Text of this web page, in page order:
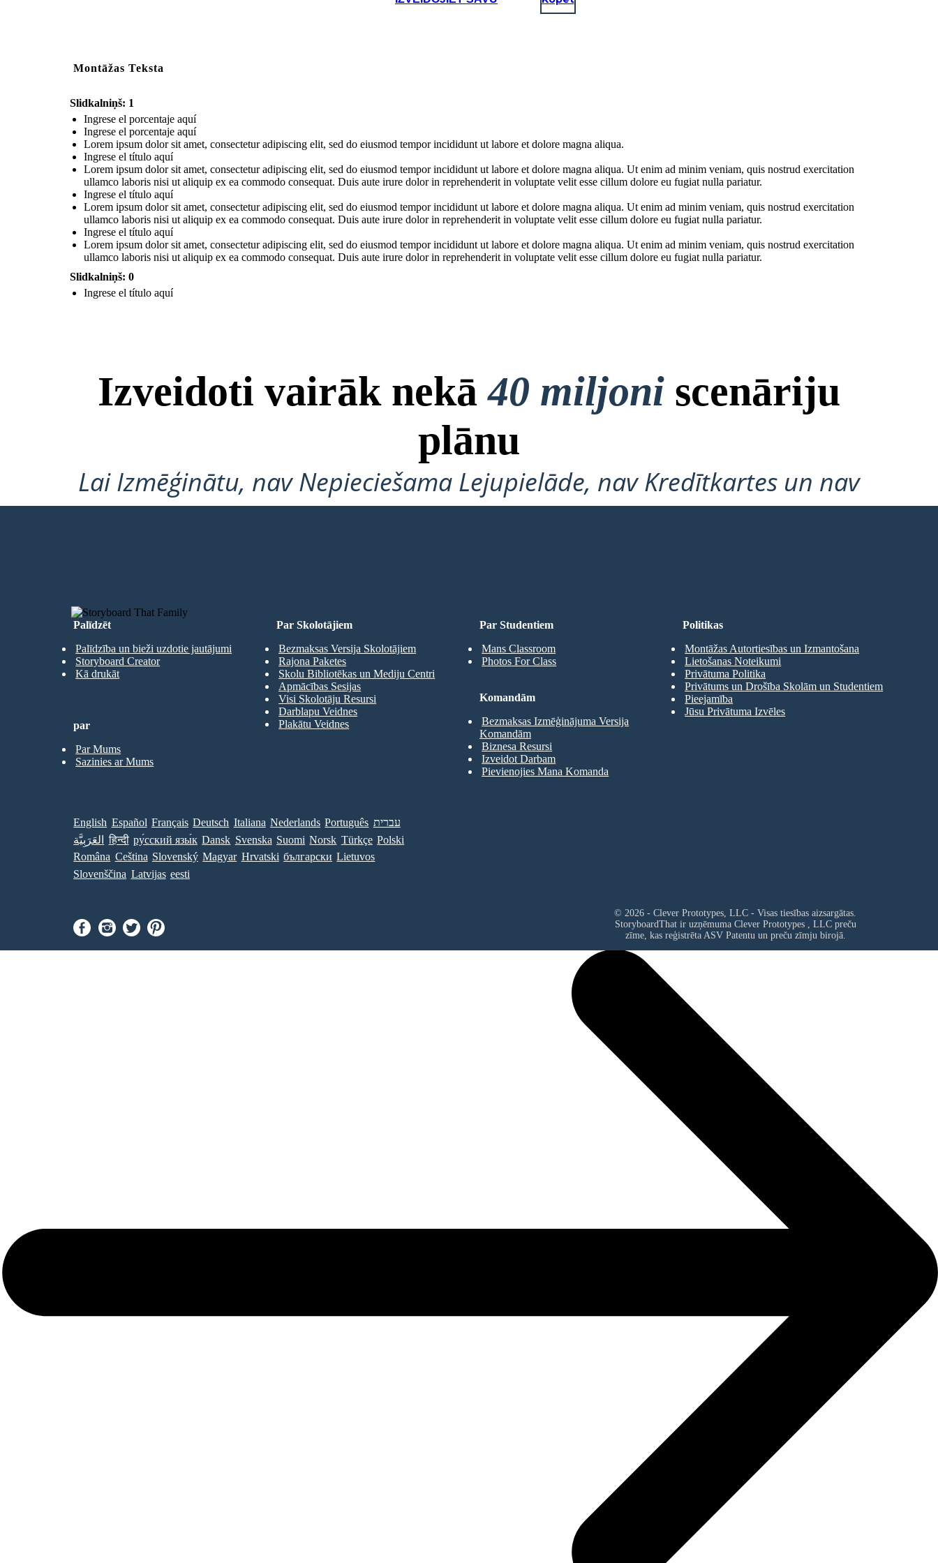
Montāžas Teksta
Slidkalniņš: 1
Ingrese el porcentaje aquí
Ingrese el porcentaje aquí
Lorem ipsum dolor sit amet, consectetur adipiscing elit, sed do eiusmod tempor incididunt ut labore et dolore magna aliqua.
Ingrese el título aquí
Lorem ipsum dolor sit amet, consectetur adipiscing elit, sed do eiusmod tempor incididunt ut labore et dolore magna aliqua. Ut enim ad minim veniam, quis nostrud exercitation
ullamco laboris nisi ut aliquip ex ea commodo consequat. Duis aute irure dolor in reprehenderit in voluptate velit esse cillum dolore eu fugiat nulla pariatur.
Ingrese el título aquí
Lorem ipsum dolor sit amet, consectetur adipiscing elit, sed do eiusmod tempor incididunt ut labore et dolore magna aliqua. Ut enim ad minim veniam, quis nostrud exercitation
ullamco laboris nisi ut aliquip ex ea commodo consequat. Duis aute irure dolor in reprehenderit in voluptate velit esse cillum dolore eu fugiat nulla pariatur.
Ingrese el título aquí
Lorem ipsum dolor sit amet, consectetur adipiscing elit, sed do eiusmod tempor incididunt ut labore et dolore magna aliqua. Ut enim ad minim veniam, quis nostrud exercitation
ullamco laboris nisi ut aliquip ex ea commodo consequat. Duis aute irure dolor in reprehenderit in voluptate velit esse cillum dolore eu fugiat nulla pariatur.
Slidkalniņš: 0
Ingrese el título aquí
Izveidoti vairāk nekā40 miljoni scenāriju
plānu
Lai Izmēģinātu, nav Nepieciešama Lejupielāde, nav Kredītkartes un nav
Nepieciešama Pieteikšanās!
Palīdzēt
Palīdzība un bieži uzdotie jautājumi
Storyboard Creator
Kā drukāt
Par Studentiem
Mans Classroom
Photos For Class
Par Skolotājiem
Bezmaksas Versija Skolotājiem
Rajona Paketes
Skolu Bibliotēkas un Mediju Centri
Apmācības Sesijas
Visi Skolotāju Resursi
Darblapu Veidnes
Plakātu Veidnes
Komandām
Bezmaksas Izmēģinājuma Versija
Komandām
Biznesa Resursi
Izveidot Darbam
Pievienojies Mana Komanda
par
Par Mums
Sazinies ar Mums
Politikas
Montāžas Autortiesības un Izmantošana
Lietošanas Noteikumi
Privātuma Politika
Privātums un Drošība Skolām un Studentiem
Pieejamība
Jūsu Privātuma Izvēles
English Español Français Deutsch Italiana Nederlands Português עברית
العَرَبِيَّة
हिन्दी ру́сский язы́к Dansk Svenska Suomi Norsk Türkçe Polski
Româna Ceština Slovenský Magyar Hrvatski български Lietuvos
Slovenščina Latvijas eesti
© 2026 - Clever Prototypes, LLC - Visas tiesības aizsargātas.
StoryboardThat ir uzņēmuma Clever Prototypes , LLCpreču
zīme, kas reģistrēta ASV Patentu un preču zīmju birojā.